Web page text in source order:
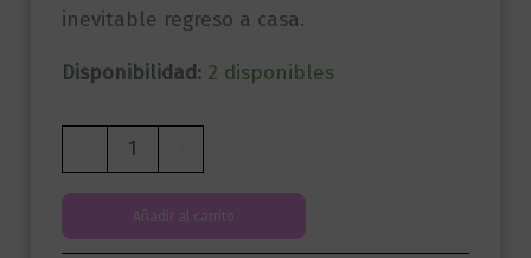
inevitable regreso a casa.
Disponibilidad: 2 disponibles
Aléxandros
III.
El
confín
Añadir al carrito